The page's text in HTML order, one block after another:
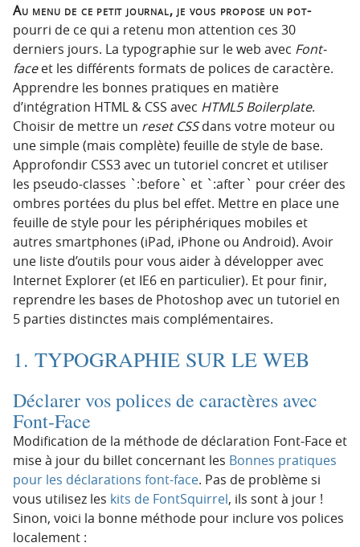
i
p
a
l
e
Au menu de ce petit journal, je vous propose un pot-
pourri de ce qui a retenu mon attention ces 30
derniers jours. La typographie sur le web avec Font-
faceet les différents formats de polices de caractère.
Apprendre les bonnes pratiques en matière
d’intégration HTML & CSS avec HTML5 Boilerplate.
Choisir de mettre un reset CSSdans votre moteur ou
une simple (mais complète) feuille de style de base.
Approfondir CSS3 avec un tutoriel concret et utiliser
les pseudo-classes `:before` et `:after` pour créer des
ombres portées du plus bel effet. Mettre en place une
feuille de style pour les périphériques mobiles et
autres smartphones (iPad, iPhone ou Android). Avoir
une liste d’outils pour vous aider à développer avec
Internet Explorer (et IE6 en particulier). Et pour finir,
reprendre les bases de Photoshop avec un tutoriel en
5 parties distinctes mais complémentaires.
1. TYPOGRAPHIE SUR LE WEB
Déclarer vos polices de caractères avec
Font-Face
Modification de la méthode de déclaration Font-Face et
mise à jour du billet concernant les Bonnes pratiques
pour les déclarations font-face. Pas de problème si
vous utilisez les kits de FontSquirrel, ils sont à jour !
Sinon, voici la bonne méthode pour inclure vos polices
localement :